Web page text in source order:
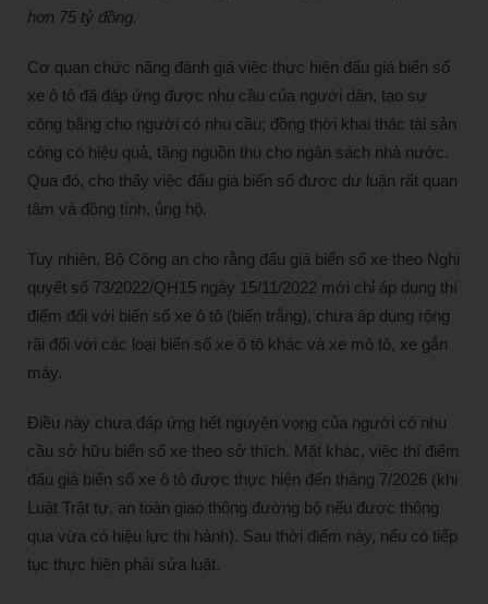
hơn 75 tỷ đồng.
Cơ quan chức năng đánh giá việc thực hiện đấu giá biển số
xe ô tô đã đáp ứng được nhu cầu của người dân, tạo sự
công bằng cho người có nhu cầu; đồng thời khai thác tài sản
công có hiệu quả, tăng nguồn thu cho ngân sách nhà nước.
Qua đó, cho thấy việc đấu giá biển số được dư luận rất quan
tâm và đồng tình, ủng hộ.
Tuy nhiên, Bộ Công an cho rằng đấu giá biển số xe theo Nghị
quyết số 73/2022/QH15 ngày 15/11/2022 mới chỉ áp dụng thí
điểm đối với biển số xe ô tô (biển trắng), chưa áp dụng rộng
rãi đối với các loại biển số xe ô tô khác và xe mô tô, xe gắn
máy.
Điều này chưa đáp ứng hết nguyện vọng của người có nhu
cầu sở hữu biển số xe theo sở thích. Mặt khác, việc thí điểm
đấu giá biển số xe ô tô được thực hiện đến tháng 7/2026 (khi
Luật Trật tự, an toàn giao thông đường bộ nếu được thông
qua vừa có hiệu lực thi hành). Sau thời điểm này, nếu có tiếp
tục thực hiện phải sửa luật.